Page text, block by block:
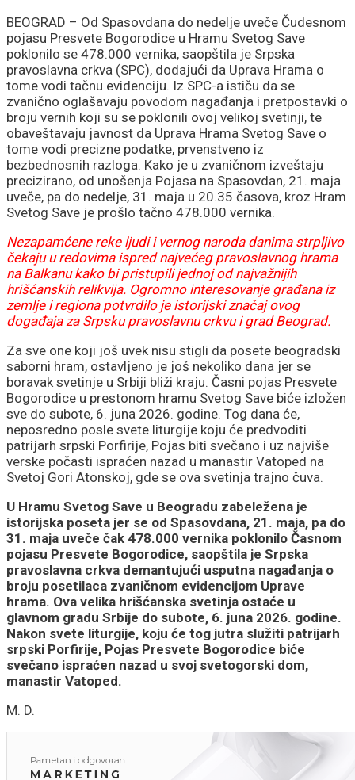
750.000 evra i
španskog giganta!
BEOGRAD – Od Spasovdana do nedelje uveče Čudesnom
pojasu Presvete Bogorodice u Hramu Svetog Save
poklonilo se 478.000 vernika, saopštila je Srpska
pravoslavna crkva (SPC), dodajući da Uprava Hrama o
tome vodi tačnu evidenciju. Iz SPC-a ističu da se
zvanično oglašavaju povodom nagađanja i pretpostavki o
broju vernih koji su se poklonili ovoj velikoj svetinji, te
obaveštavaju javnost da Uprava Hrama Svetog Save o
tome vodi precizne podatke, prvenstveno iz
bezbednosnih razloga. Kako je u zvaničnom izveštaju
precizirano, od unošenja Pojasa na Spasovdan, 21. maja
uveče, pa do nedelje, 31. maja u 20.35 časova, kroz Hram
Svetog Save je prošlo tačno 478.000 vernika.
Nezapamćene reke ljudi i vernog naroda danima strpljivo
čekaju u redovima ispred najvećeg pravoslavnog hrama
na Balkanu kako bi pristupili jednoj od najvažnijih
hrišćanskih relikvija. Ogromno interesovanje građana iz
zemlje i regiona potvrdilo je istorijski značaj ovog
događaja za Srpsku pravoslavnu crkvu i grad Beograd.
Za sve one koji još uvek nisu stigli da posete beogradski
saborni hram, ostavljeno je još nekoliko dana jer se
boravak svetinje u Srbiji bliži kraju. Časni pojas Presvete
Bogorodice u prestonom hramu Svetog Save biće izložen
sve do subote, 6. juna 2026. godine. Tog dana će,
neposredno posle svete liturgije koju će predvoditi
patrijarh srpski Porfirije, Pojas biti svečano i uz najviše
verske počasti ispraćen nazad u manastir Vatoped na
Svetoj Gori Atonskoj, gde se ova svetinja trajno čuva.
U Hramu Svetog Save u Beogradu zabeležena je
istorijska poseta jer se od Spasovdana, 21. maja, pa do
31. maja uveče čak 478.000 vernika poklonilo Časnom
pojasu Presvete Bogorodice, saopštila je Srpska
pravoslavna crkva demantujući usputna nagađanja o
broju posetilaca zvaničnom evidencijom Uprave
hrama. Ova velika hrišćanska svetinja ostaće u
glavnom gradu Srbije do subote, 6. juna 2026. godine.
Nakon svete liturgije, koju će tog jutra služiti patrijarh
srpski Porfirije, Pojas Presvete Bogorodice biće
svečano ispraćen nazad u svoj svetogorski dom,
manastir Vatoped.
M. D.